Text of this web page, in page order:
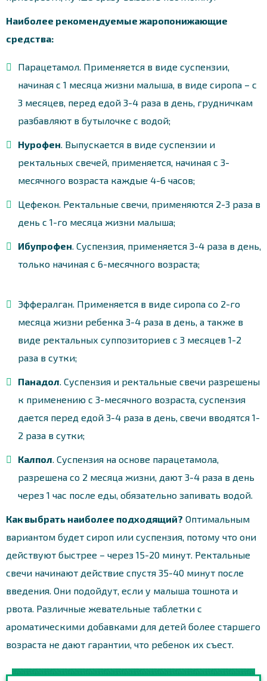
Наиболее рекомендуемые жаропонижающие
средства:
Парацетамол. Применяется в виде суспензии,
начиная с 1 месяца жизни малыша, в виде сиропа – с
3 месяцев, перед едой 3-4 раза в день, грудничкам
разбавляют в бутылочке с водой;
Нурофен. Выпускается в виде суспензии и
ректальных свечей, применяется, начиная с 3-
месячного возраста каждые 4-6 часов;
Цефекон. Ректальные свечи, применяются 2-3 раза в
день с 1-го месяца жизни малыша;
Ибупрофен. Суспензия, применяется 3-4 раза в день,
только начиная с 6-месячного возраста;
Эффералган. Применяется в виде сиропа со 2-го
месяца жизни ребенка 3-4 раза в день, а также в
виде ректальных суппозиториев с 3 месяцев 1-2
раза в сутки;
Панадол. Суспензия и ректальные свечи разрешены
к применению с 3-месячного возраста, суспензия
дается перед едой 3-4 раза в день, свечи вводятся 1-
2 раза в сутки;
Калпол. Суспензия на основе парацетамола,
разрешена со 2 месяца жизни, дают 3-4 раза в день
через 1 час после еды, обязательно запивать водой.
Как выбрать наиболее подходящий? Оптимальным
вариантом будет сироп или суспензия, потому что они
действуют быстрее – через 15-20 минут. Ректальные
свечи начинают действие спустя 35-40 минут после
введения. Они подойдут, если у малыша тошнота и
рвота. Различные жевательные таблетки с
ароматическими добавками для детей более старшего
возраста не дают гарантии, что ребенок их съест.